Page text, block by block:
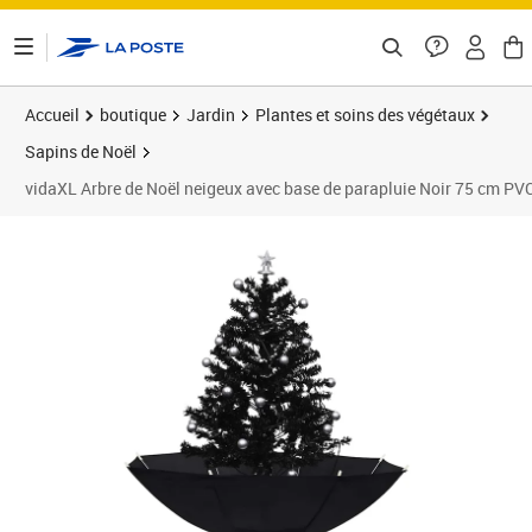
Accueil boutique Jardin
Plantes et soins des végétaux
Sapins de Noël
vidaXL Arbre de Noël neigeux avec base de parapluie Noir 75 cm